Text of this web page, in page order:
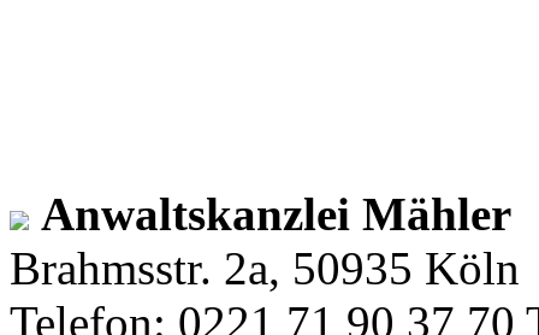
Anwaltskanzlei Mähler
Brahmsstr. 2a, 50935 Köln
Telefon: 0221 71 90 37 70